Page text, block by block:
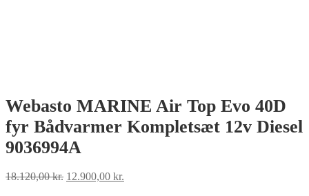
Webasto MARINE Air Top Evo 40D
fyr Bådvarmer Kompletsæt 12v Diesel
9036994A
18.120,00kr. Den
12.900,00 kr.